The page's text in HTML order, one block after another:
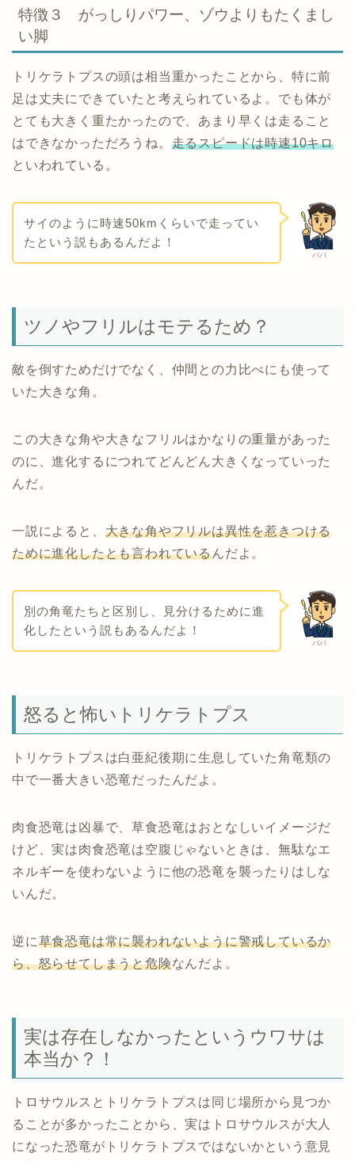
特徴３ がっしりパワー、ゾウよりもたくまし
い脚
トリケラトプスの頭は相当重かったことから、特に前
足は丈夫にできていたと考えられているよ。でも体が
とても大きく重たかったので、あまり早くは走ること
はできなかっただろうね。 走るスピードは時速10キロ
といわれている。
パパ
サイのように時速50kmくらいで走ってい
たという説もあるんだよ！
ツノやフリルはモテるため？
敵を倒すためだけでなく、仲間との力比べにも使って
いた大きな角。
この大きな角や大きなフリルはかなりの重量があった
のに、進化するにつれてどんどん大きくなっていった
んだ。
一説によると、 大きな角やフリルは異性を惹きつける
ために進化したとも言われているんだよ。
パパ
別の角竜たちと区別し、見分けるために進
化したという説もあるんだよ！
怒ると怖いトリケラトプス
トリケラトプスは白亜紀後期に生息していた角竜類の
中で一番大きい恐竜だったんだよ。
肉食恐竜は凶暴で、草食恐竜はおとなしいイメージだ
けど、実は肉食恐竜は空腹じゃないときは、無駄なエ
ネルギーを使わないように他の恐竜を襲ったりはしな
いんだ。
逆に草食恐竜は常に襲われないように警戒しているか
ら、怒らせてしまうと危険なんだよ。
実は存在しなかったというウワサは
本当か？！
トロサウルスとトリケラトプスは同じ場所から見つか
ることが多かったことから、実はトロサウルスが大人
になった恐竜がトリケラトプスではないかという意見